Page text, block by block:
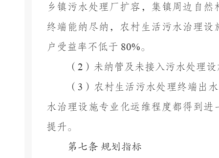
乡镇污水处理厂扩容，集镇周边自
终端能纳尽纳，农村生活污水治理
户受益率不低于 80%。
（ 2 ）未纳管及未接入污水处理
（ 3 ）农村生活污水处理终端出
水治理设施专业化运维程度都得到
提升。
第七条 规划指标